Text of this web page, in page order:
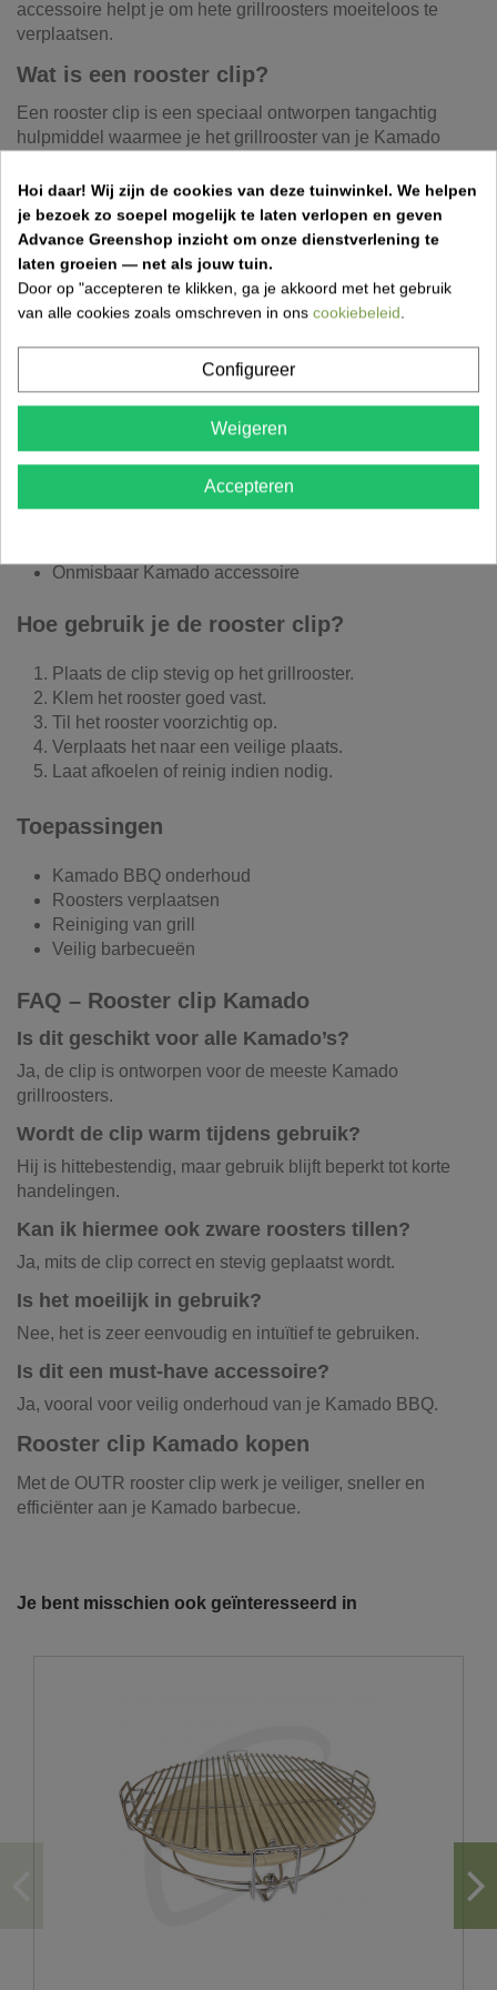
accessoire helpt je om hete grillroosters moeiteloos te
verplaatsen.
Wat is een rooster clip?
Een rooster clip is een speciaal ontworpen tangachtig
hulpmiddel waarmee je het grillrooster van je Kamado
oppervlakken.
Kenmerken van de Rooster clip
Geschikt voor Kamado BBQ’s
Hittebestendig ontwerp
Compact en makkelijk op te bergen
Eenvoudig in gebruik
Veilig hete roosters verplaatsen
Onmisbaar Kamado accessoire
Hoe gebruik je de rooster clip?
Plaats de clip stevig op het grillrooster.
Klem het rooster goed vast.
Til het rooster voorzichtig op.
Verplaats het naar een veilige plaats.
Laat afkoelen of reinig indien nodig.
Toepassingen
Kamado BBQ onderhoud
Roosters verplaatsen
Reiniging van grill
Veilig barbecueën
FAQ – Rooster clip Kamado
Is dit geschikt voor alle Kamado’s?
Ja, de clip is ontworpen voor de meeste Kamado
grillroosters.
Wordt de clip warm tijdens gebruik?
Hij is hittebestendig, maar gebruik blijft beperkt tot korte
handelingen.
Kan ik hiermee ook zware roosters tillen?
Ja, mits de clip correct en stevig geplaatst wordt.
Is het moeilijk in gebruik?
Nee, het is zeer eenvoudig en intuïtief te gebruiken.
Is dit een must-have accessoire?
Ja, vooral voor veilig onderhoud van je Kamado BBQ.
Rooster clip Kamado kopen
Met de OUTR rooster clip werk je veiliger, sneller en
efficiënter aan je Kamado barbecue.
grond, grind, schors, ...
laadvolumes en -vermogens. De laadvolumes kunnen
variëren van 10m³ tot 30m³.
U wenst graag een losse levering?
Hiervoor moet er voldoende plaats zijn om achteruit
te rijden en los af te storten.
Je bent misschien ook geïnteresseerd in
Hoi daar! Wij zijn de cookies van deze tuinwinkel. We helpen
je bezoek zo soepel mogelijk te laten verlopen en geven
Advance Greenshop inzicht om onze dienstverlening te
laten groeien — net als jouw tuin.
Door op "accepteren te klikken, ga je akkoord met het gebruik
van alle cookies zoals omschreven in ons cookiebeleid.
Configureer
Weigeren
Accepteren